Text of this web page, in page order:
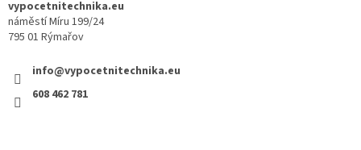
vypocetnitechnika.eu
náměstí Míru 199/24
795 01 Rýmařov
info@vypocetnitechnika.eu
608 462 781